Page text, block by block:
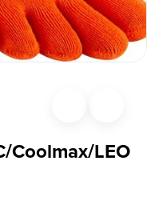
Coolmax/LEO